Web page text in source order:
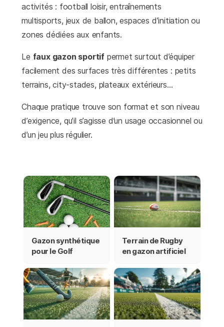
activités : football loisir, entraînements
multisports, jeux de ballon, espaces d’initiation ou
zones dédiées aux enfants.
Le faux gazon sportif permet surtout d’équiper
facilement des surfaces très différentes : petits
terrains, city-stades, plateaux extérieurs…
Chaque pratique trouve son format et son niveau
d’exigence, qu’il s’agisse d’un usage occasionnel ou
d’un jeu plus régulier.
Gazon synthétique
pour le Golf
Terrain de Rugby
en gazon artificiel